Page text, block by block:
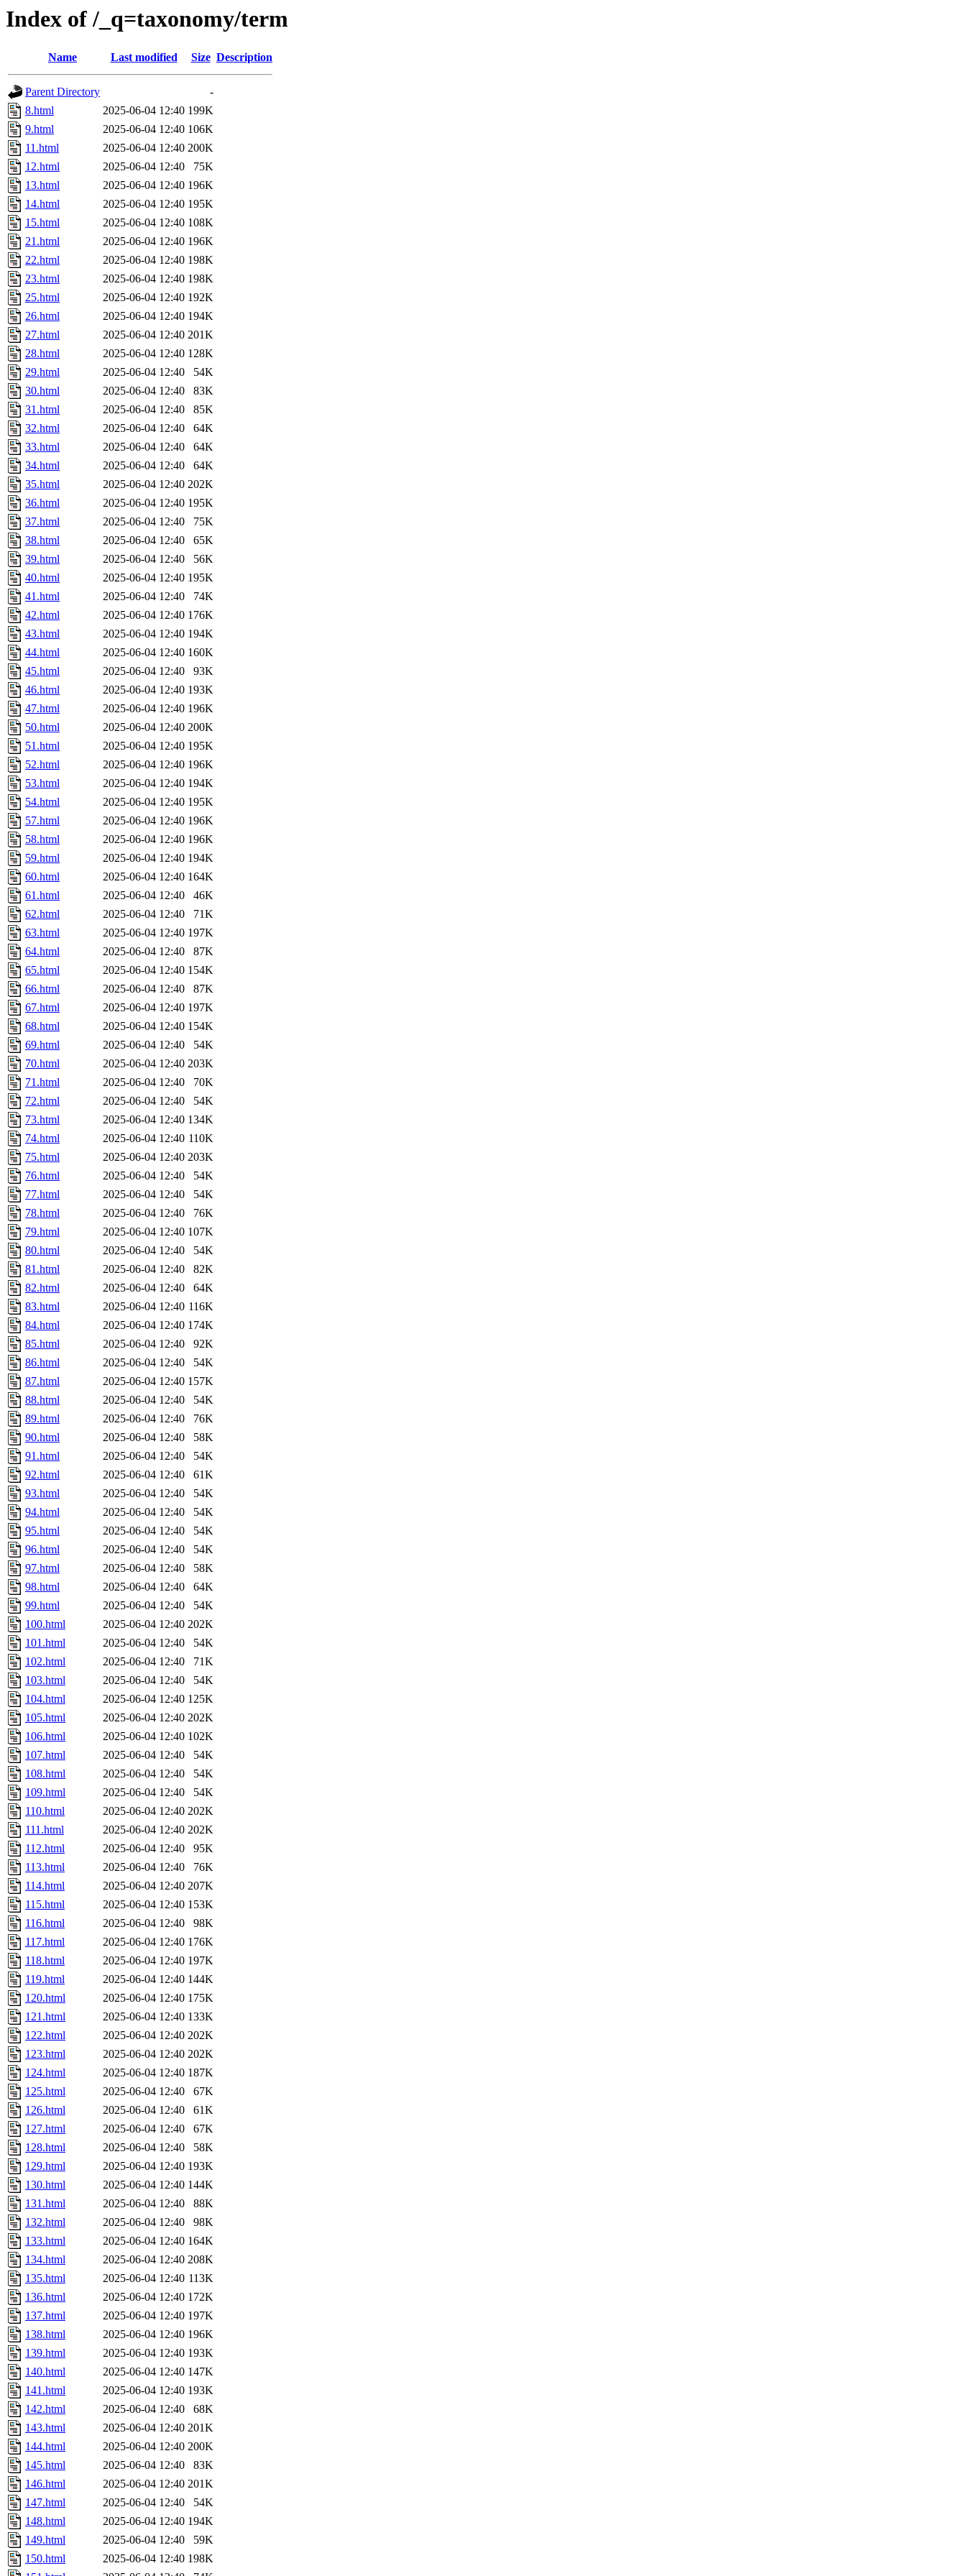
Index of /_q=taxonomy/term
Name Last modified Size Description
Parent Directory
-
8.html
2025-06-04 12:40 199K
9.html
2025-06-04 12:40 106K
11.html
2025-06-04 12:40 200K
12.html
2025-06-04 12:40
75K
13.html
2025-06-04 12:40 196K
14.html
2025-06-04 12:40 195K
15.html
2025-06-04 12:40 108K
21.html
2025-06-04 12:40 196K
22.html
2025-06-04 12:40 198K
23.html
2025-06-04 12:40 198K
25.html
2025-06-04 12:40 192K
26.html
2025-06-04 12:40 194K
27.html
2025-06-04 12:40 201K
28.html
2025-06-04 12:40 128K
29.html
2025-06-04 12:40
54K
30.html
2025-06-04 12:40
83K
31.html
2025-06-04 12:40
85K
32.html
2025-06-04 12:40
64K
33.html
2025-06-04 12:40
64K
34.html
2025-06-04 12:40
64K
35.html
2025-06-04 12:40 202K
36.html
2025-06-04 12:40 195K
37.html
2025-06-04 12:40
75K
38.html
2025-06-04 12:40
65K
39.html
2025-06-04 12:40
56K
40.html
2025-06-04 12:40 195K
41.html
2025-06-04 12:40
74K
42.html
2025-06-04 12:40 176K
43.html
2025-06-04 12:40 194K
44.html
2025-06-04 12:40 160K
45.html
2025-06-04 12:40
93K
46.html
2025-06-04 12:40 193K
47.html
2025-06-04 12:40 196K
50.html
2025-06-04 12:40 200K
51.html
2025-06-04 12:40 195K
52.html
2025-06-04 12:40 196K
53.html
2025-06-04 12:40 194K
54.html
2025-06-04 12:40 195K
57.html
2025-06-04 12:40 196K
58.html
2025-06-04 12:40 196K
59.html
2025-06-04 12:40 194K
60.html
2025-06-04 12:40 164K
61.html
2025-06-04 12:40
46K
62.html
2025-06-04 12:40
71K
63.html
2025-06-04 12:40 197K
64.html
2025-06-04 12:40
87K
65.html
2025-06-04 12:40 154K
66.html
2025-06-04 12:40
87K
67.html
2025-06-04 12:40 197K
68.html
2025-06-04 12:40 154K
69.html
2025-06-04 12:40
54K
70.html
2025-06-04 12:40 203K
71.html
2025-06-04 12:40
70K
72.html
2025-06-04 12:40
54K
73.html
2025-06-04 12:40 134K
74.html
2025-06-04 12:40 110K
75.html
2025-06-04 12:40 203K
76.html
2025-06-04 12:40
54K
77.html
2025-06-04 12:40
54K
78.html
2025-06-04 12:40
76K
79.html
2025-06-04 12:40 107K
80.html
2025-06-04 12:40
54K
81.html
2025-06-04 12:40
82K
82.html
2025-06-04 12:40
64K
83.html
2025-06-04 12:40 116K
84.html
2025-06-04 12:40 174K
85.html
2025-06-04 12:40
92K
86.html
2025-06-04 12:40
54K
87.html
2025-06-04 12:40 157K
88.html
2025-06-04 12:40
54K
89.html
2025-06-04 12:40
76K
90.html
2025-06-04 12:40
58K
91.html
2025-06-04 12:40
54K
92.html
2025-06-04 12:40
61K
93.html
2025-06-04 12:40
54K
94.html
2025-06-04 12:40
54K
95.html
2025-06-04 12:40
54K
96.html
2025-06-04 12:40
54K
97.html
2025-06-04 12:40
58K
98.html
2025-06-04 12:40
64K
99.html
2025-06-04 12:40
54K
100.html
2025-06-04 12:40 202K
101.html
2025-06-04 12:40
54K
102.html
2025-06-04 12:40
71K
103.html
2025-06-04 12:40
54K
104.html
2025-06-04 12:40 125K
105.html
2025-06-04 12:40 202K
106.html
2025-06-04 12:40 102K
107.html
2025-06-04 12:40
54K
108.html
2025-06-04 12:40
54K
109.html
2025-06-04 12:40
54K
110.html
2025-06-04 12:40 202K
111.html
2025-06-04 12:40 202K
112.html
2025-06-04 12:40
95K
113.html
2025-06-04 12:40
76K
114.html
2025-06-04 12:40 207K
115.html
2025-06-04 12:40 153K
116.html
2025-06-04 12:40
98K
117.html
2025-06-04 12:40 176K
118.html
2025-06-04 12:40 197K
119.html
2025-06-04 12:40 144K
120.html
2025-06-04 12:40 175K
121.html
2025-06-04 12:40 133K
122.html
2025-06-04 12:40 202K
123.html
2025-06-04 12:40 202K
124.html
2025-06-04 12:40 187K
125.html
2025-06-04 12:40
67K
126.html
2025-06-04 12:40
61K
127.html
2025-06-04 12:40
67K
128.html
2025-06-04 12:40
58K
129.html
2025-06-04 12:40 193K
130.html
2025-06-04 12:40 144K
131.html
2025-06-04 12:40
88K
132.html
2025-06-04 12:40
98K
133.html
2025-06-04 12:40 164K
134.html
2025-06-04 12:40 208K
135.html
2025-06-04 12:40 113K
136.html
2025-06-04 12:40 172K
137.html
2025-06-04 12:40 197K
138.html
2025-06-04 12:40 196K
139.html
2025-06-04 12:40 193K
140.html
2025-06-04 12:40 147K
141.html
2025-06-04 12:40 193K
142.html
2025-06-04 12:40
68K
143.html
2025-06-04 12:40 201K
144.html
2025-06-04 12:40 200K
145.html
2025-06-04 12:40
83K
146.html
2025-06-04 12:40 201K
147.html
2025-06-04 12:40
54K
148.html
2025-06-04 12:40 194K
149.html
2025-06-04 12:40
59K
150.html
2025-06-04 12:40 198K